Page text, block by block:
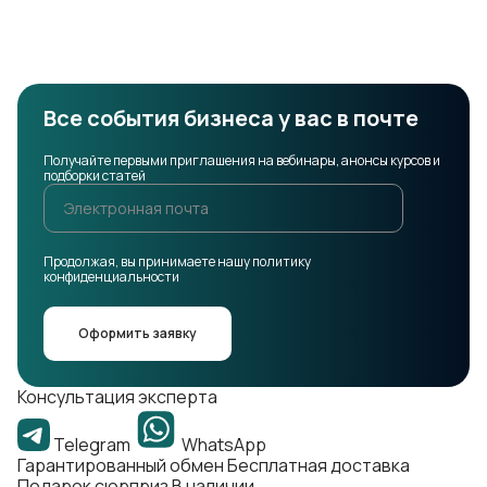
Все события бизнеса у вас в почте
Получайте первыми приглашения на вебинары, анонсы курсов и
подборки статей
Продолжая, вы принимаете нашу политику
конфиденциальности
Оформить заявку
Консультация эксперта
Telegram
WhatsApp
Гарантированный обменБесплатная доставка